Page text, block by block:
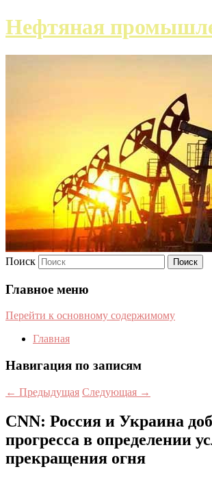
Нефтяная
Поиск
Главное меню
Перейти к основному содержимому
Главная
Навигация по записям
← Предыдущая Следующая →
CNN: Россия и Украина
прогресса в определении
прекращения огня